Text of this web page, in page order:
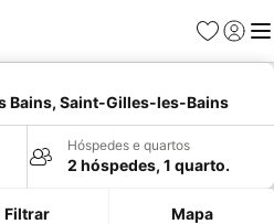
Favoritos
Iniciar
Bains, Saint-Gilles-les-Bains
Hóspedes e quartos
2 hóspedes, 1 quarto.
Filtrar Mapa